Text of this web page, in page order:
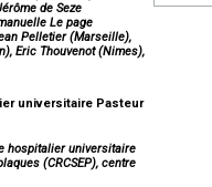
de Seze
Le page
Pelletier (Marseille),
Eric Thouvenot (Nimes),
universitaire Pasteur
hospitalier universitaire
(CRCSEP), centre